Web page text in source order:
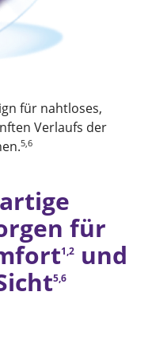
für nahtloses,
Verlaufs der
5,6
für
1,2 und
5,6